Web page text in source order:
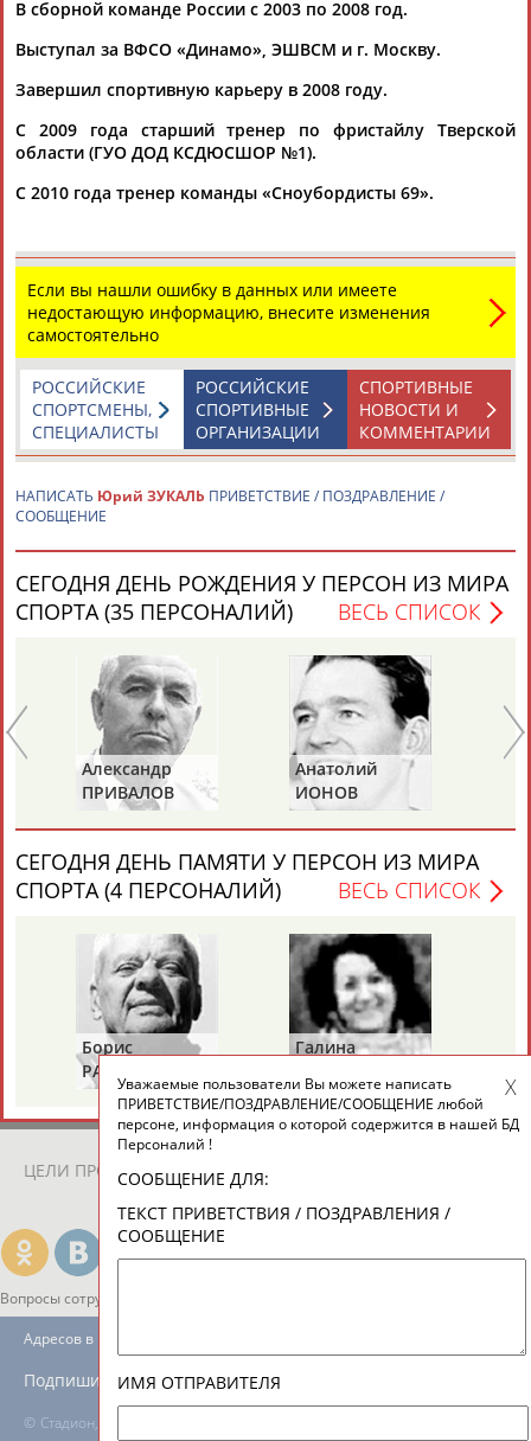
Флюра
БУЛАТОВА
Татьяна
Акжана
Каримжан
АБДРАХМАНОВ
Аделя
АБДРАХМАНОВА
Андрей
АБДУВАЛИЕВ
Герман
АБДУЛАЕВ
АБДУЛАЕВ
Тагир
АБДУЛАЕВ
АБДУЛАЗИЗОВ
Загалав
АБДУЛБЕКОВ
Камалудин
АБДУЛДАУДОВ
Абдула
АБДУЛЖАЛИЛОВ
Магомед
АБДУЛКАГИРОВ
Назир
АБДУЛЛАЕВ
24 персон из 13181
ТАБЛО АКТИВНОСТИ
ЦЕЛИ ПРОЕКТА КОНТАКТЫ
Вопросы сотрудничества и совместной деятельности
© Стадион, 1998-2026
Адресов в новостной рассылке: 996
Подпишись
В сборной команде России с 2003 по 2008 год.
Выступал за ВФСО «Динамо», ЭШВСМ и г. Москву.
Завершил спортивную карьеру в 2008 году.
С 2009 года старший тренер по фристайлу Тверской
области (ГУО ДОД КСДЮСШОР №1).
С 2010 года тренер команды «Сноубордисты 69».
Если вы нашли ошибку в данных или имеете
недостающую информацию, внесите изменения
самостоятельно
СПОРТИВНЫЕ
НОВОСТИ И
КОММЕНТАРИИ
РОССИЙСКИЕ
СПОРТИВНЫЕ
ОРГАНИЗАЦИИ
РОССИЙСКИЕ
СПОРТСМЕНЫ,
СПЕЦИАЛИСТЫ
НАПИСАТЬ Юрий ЗУКАЛЬ ПРИВЕТСТВИЕ / ПОЗДРАВЛЕНИЕ /
СООБЩЕНИЕ
СЕГОДНЯ ДЕНЬ РОЖДЕНИЯ У ПЕРСОН ИЗ МИРА
СПОРТА (35 ПЕРСОНАЛИЙ)
ВЕСЬ СПИСОК
ИОНОВ
Анатолий
СЕГОДНЯ ДЕНЬ ПАМЯТИ У ПЕРСОН ИЗ МИРА
СПОРТА (4 ПЕРСОНАЛИЙ)
ВЕСЬ СПИСОК
Ахмед
Уважаемые пользователи Вы можете написать
ПРИВЕТСТВИЕ/ПОЗДРАВЛЕНИЕ/СООБЩЕНИЕ любой
персоне, информация о которой содержится в нашей БД
Персоналий !
СООБЩЕНИЕ ДЛЯ:
ТЕКСТ ПРИВЕТСТВИЯ / ПОЗДРАВЛЕНИЯ /
СООБЩЕНИЕ
ИМЯ ОТПРАВИТЕЛЯ